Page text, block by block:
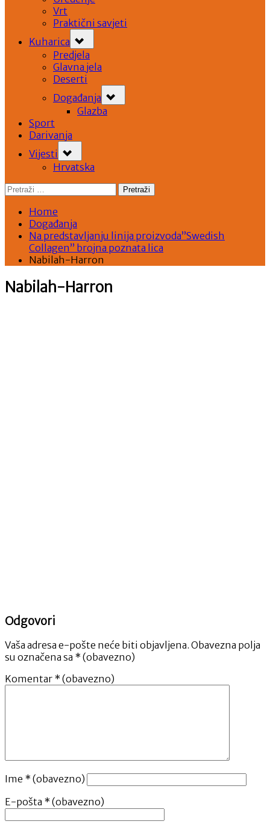
Vrt
Praktični savjeti
Kuharica
sub-
menu
Predjela
Glavna jela
Deserti
Događanja
sub-
menu
Glazba
Sport
Darivanja
Vijesti
sub-
menu
Hrvatska
Pretraži:
Home
Događanja
Na predstavljanju linija proizvoda”Swedish
Collagen” brojna poznata lica
Nabilah-Harron
Nabilah-Harron
Odgovori
Vaša adresa e-pošte neće biti objavljena. Obavezna polja
su označena sa * (obavezno)
Komentar * (obavezno)
Ime * (obavezno)
E-pošta * (obavezno)